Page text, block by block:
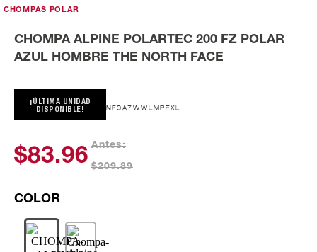
CHOMPAS POLAR
CHOMPA ALPINE POLARTEC 200 FZ POLAR
AZUL HOMBRE THE NORTH FACE
¡ÚLTIMA UNIDAD
DISPONIBLE!
NF0A7WWLMPFXL
$83.96
Antes:
$209.89